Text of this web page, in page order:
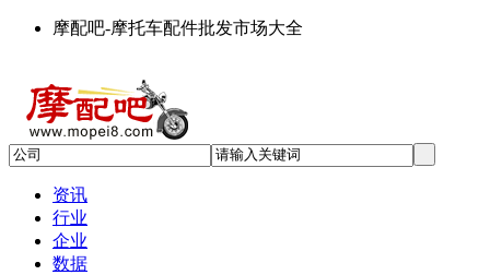
摩配吧-摩托车配件批发市场大全
资讯
行业
企业
数据